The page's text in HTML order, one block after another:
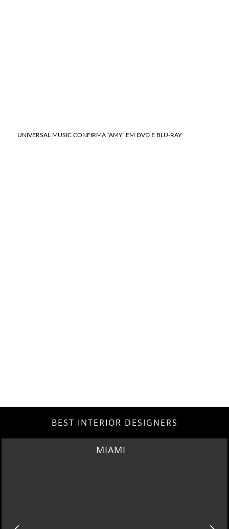
UNIVERSAL MUSIC CONFIRMA “AMY” EM DVD E BLU-RAY
BEST INTERIOR DESIGNERS
MIAMI